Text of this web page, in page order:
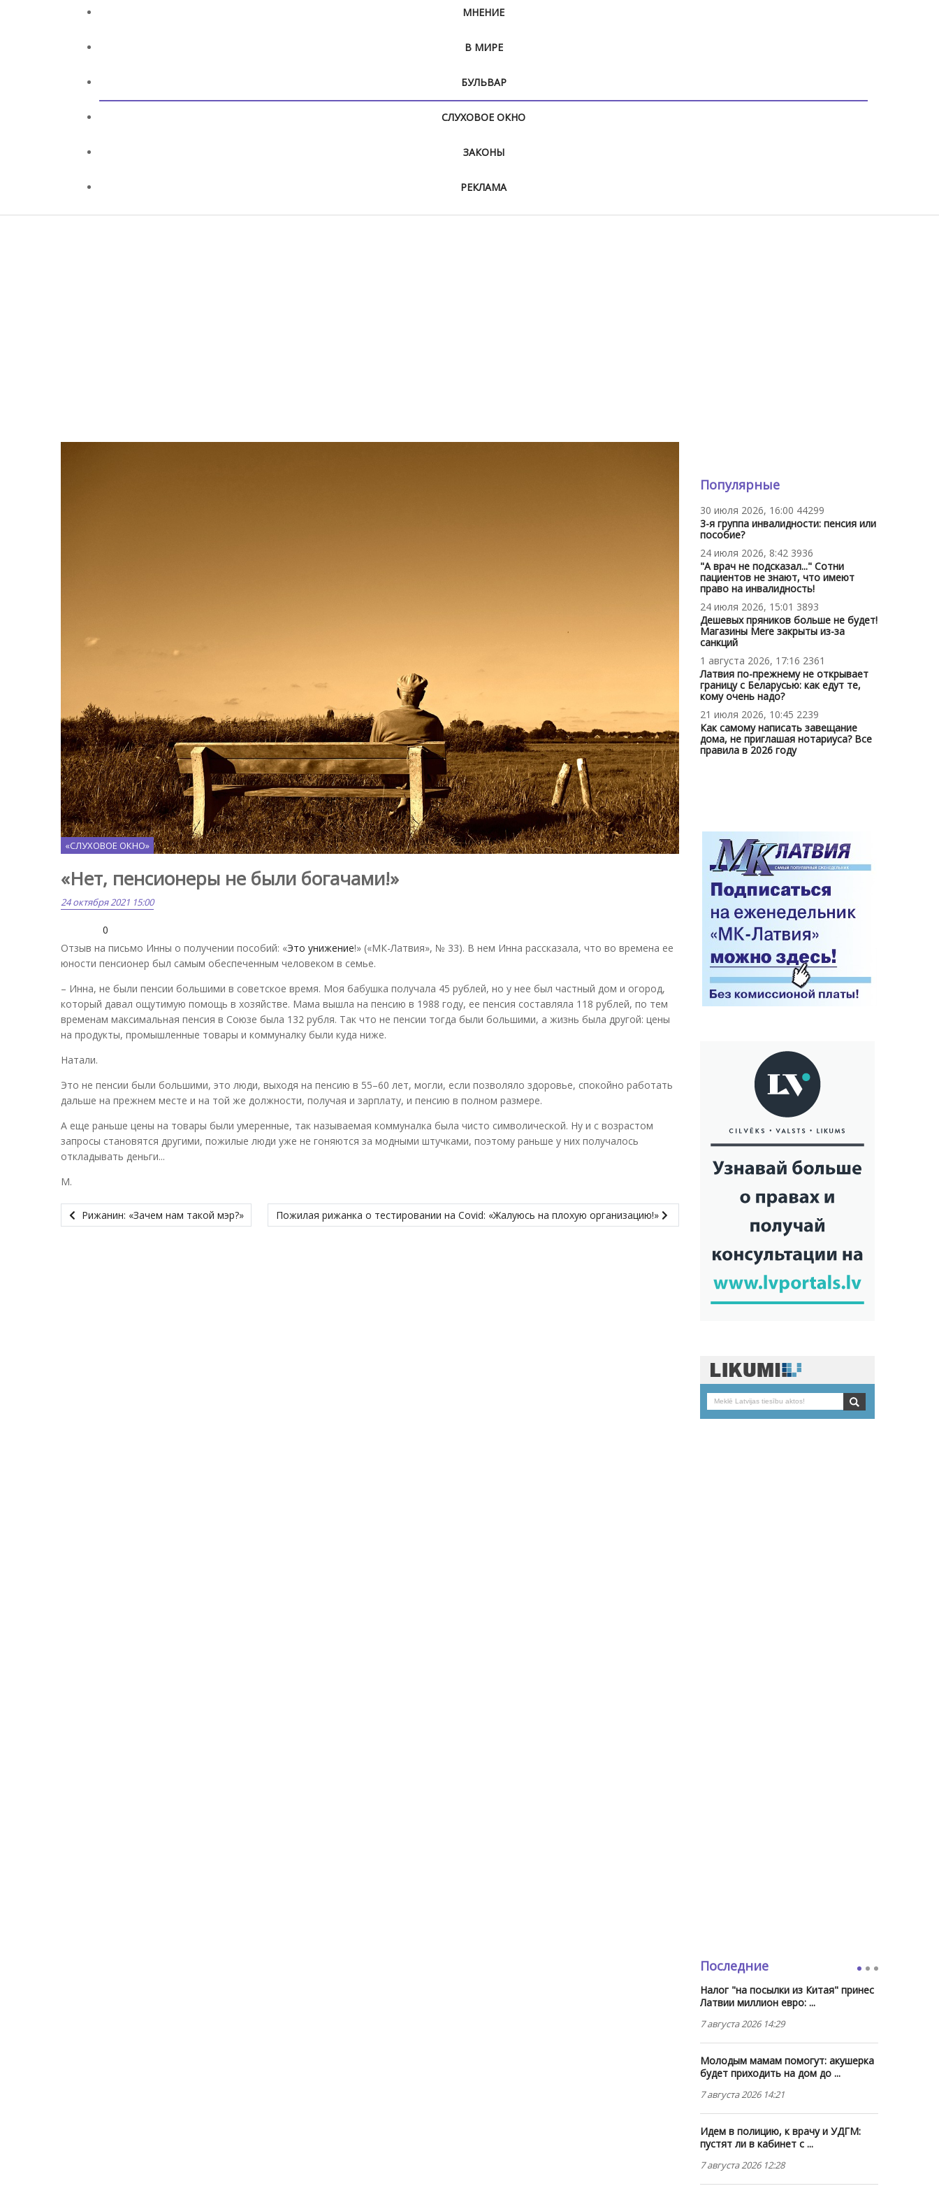
МНЕНИЕ
В МИРЕ
БУЛЬВАР
СЛУХОВОЕ ОКНО
ЗАКОНЫ
РЕКЛАМА
«СЛУХОВОЕ ОКНО»
«Нет, пенсионеры не были богачами!»
24 октября 2021 15:00
0
Отзыв на письмо Инны о получении пособий: «Это унижение!» («МК-Латвия», № 33). В нем Инна рассказала, что во времена ее
юности пенсионер был самым обеспеченным человеком в семье.
– Инна, не были пенсии большими в советское время. Моя бабушка получала 45 рублей, но у нее был частный дом и огород,
который давал ощутимую помощь в хозяйстве. Мама вышла на пенсию в 1988 году, ее пенсия составляла 118 рублей, по тем
временам максимальная пенсия в Союзе была 132 рубля. Так что не пенсии тогда были большими, а жизнь была другой: цены
на продукты, промышленные товары и коммуналку были куда ниже.
Натали.
Это не пенсии были большими, это люди, выходя на пенсию в 55–60 лет, могли, если позволяло здоровье, спокойно работать
дальше на прежнем месте и на той же должности, получая и зарплату, и пенсию в полном размере.
А еще раньше цены на товары были умеренные, так называемая коммуналка была чисто символической. Ну и с возрастом
запросы становятся другими, пожилые люди уже не гоняются за модными штучками, поэтому раньше у них получалось
откладывать деньги...
М.
Рижанин: «Зачем нам такой мэр?» Пожилая рижанка о тестировании на Covid: «Жалуюсь на плохую организацию!»
Популярные
30 июля 2026, 16:00 44299
3-я группа инвалидности: пенсия или
пособие?
24 июля 2026, 8:42 3936
"А врач не подсказал..." Сотни
пациентов не знают, что имеют
право на инвалидность!
24 июля 2026, 15:01 3893
Дешевых пряников больше не будет!
Магазины Mere закрыты из-за
санкций
1 августа 2026, 17:16 2361
Латвия по-прежнему не открывает
границу с Беларусью: как едут те,
кому очень надо?
21 июля 2026, 10:45 2239
Как самому написать завещание
дома, не приглашая нотариуса? Все
правила в 2026 году
Последние
Налог "на посылки из Китая" принес
Латвии миллион евро: ...
7 августа 2026 14:29
Молодым мамам помогут: акушерка
будет приходить на дом до ...
7 августа 2026 14:21
Идем в полицию, к врачу и УДГМ:
пустят ли в кабинет с ...
7 августа 2026 12:28